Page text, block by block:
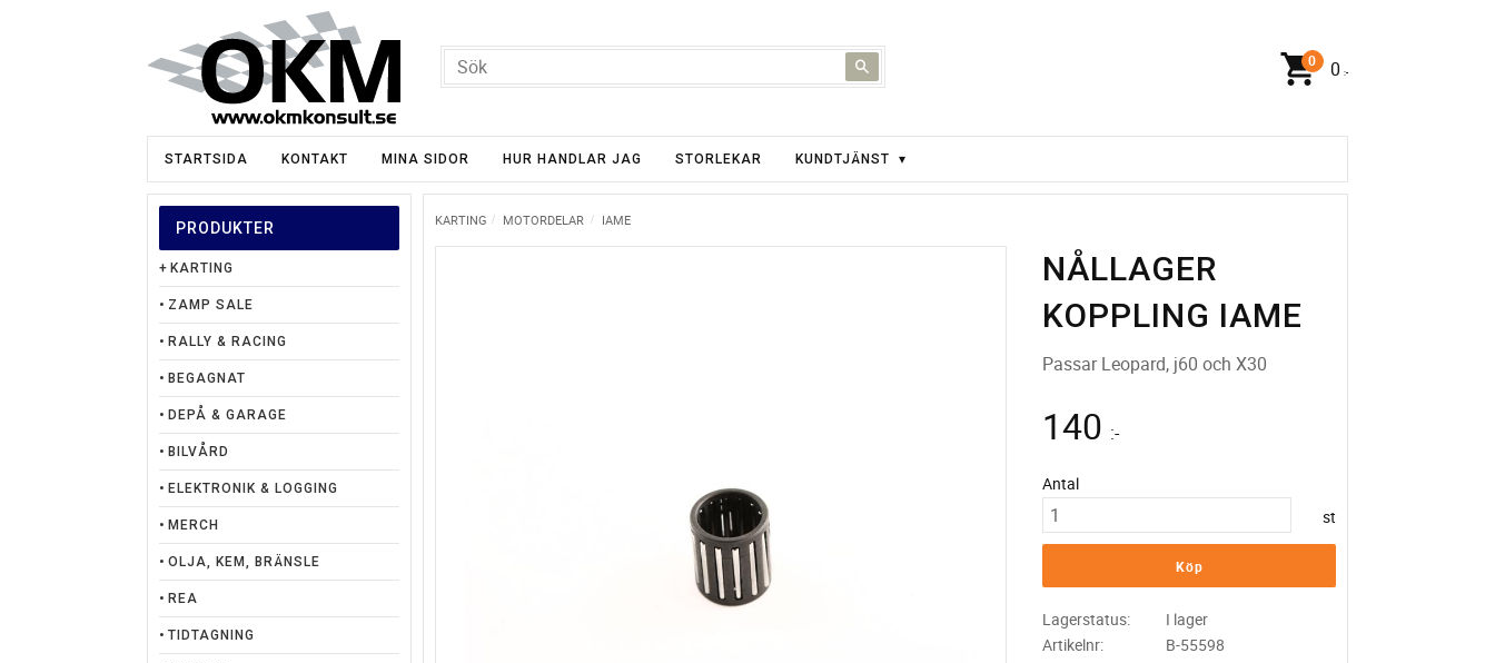
0 :-
STARTSIDA KONTAKT MINA SIDOR HUR HANDLAR JAG STORLEKAR KUNDTJÄNST
KARTING MOTORDELAR IAME
NÅLLAGER
KOPPLING IAME
Passar Leopard, j60 och X30
140 :-
Antal
st
Köp
Lagerstatus
I lager
Artikelnr
B-55598
PRODUKTER
KARTING
ZAMP SALE
RALLY & RACING
BEGAGNAT
DEPÅ & GARAGE
BILVÅRD
ELEKTRONIK & LOGGING
MERCH
OLJA, KEM, BRÄNSLE
REA
TIDTAGNING